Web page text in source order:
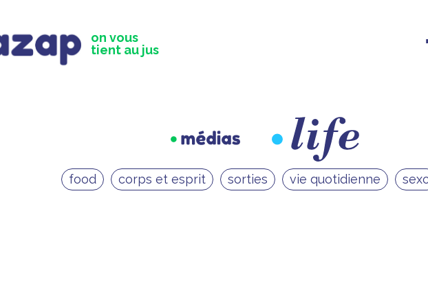
on vous
tient au jus
food corps et esprit sorties vie quotidienne